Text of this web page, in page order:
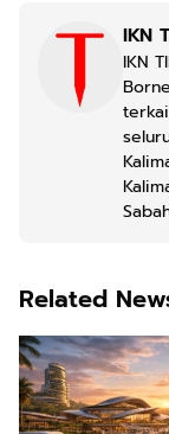
IKN
IKN
Related